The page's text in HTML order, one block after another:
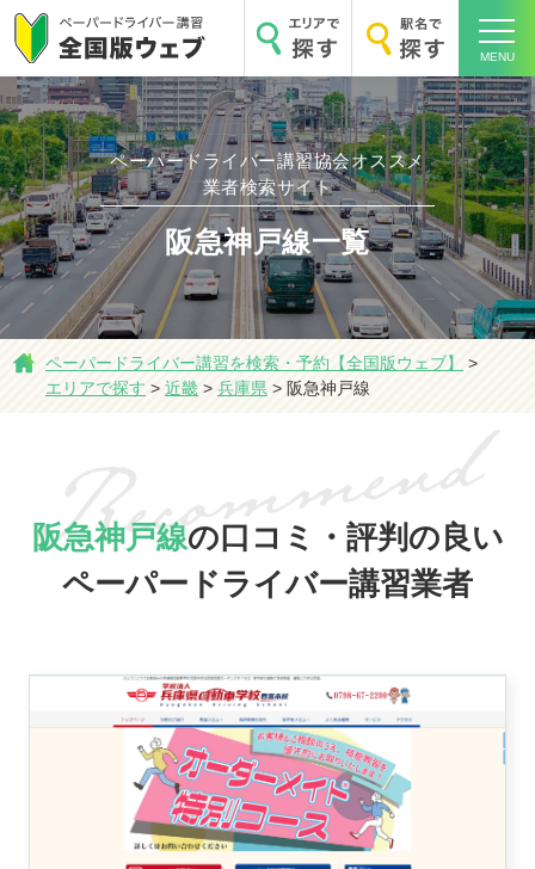
MENU
ホーム
エリアで探す
おすすめ業者
運営会社
ペーパードライバー講習協会オススメ
業者検索サイト
阪急神戸線一覧
ペーパードライバー講習を検索・予約【全国版ウェブ】
>
エリアで探す > 近畿 > 兵庫県 > 阪急神戸線
阪急神戸線の口コミ・評判の良い
ペーパードライバー講習業者